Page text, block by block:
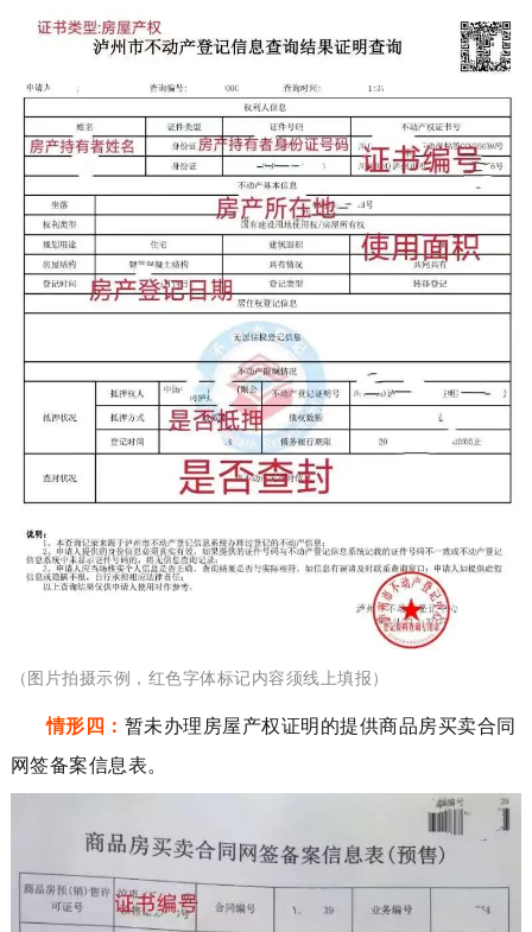
（图片拍摄示例， 红色字体标记内容须线上填报）
情形四： 暂未办理房屋产权证明的提供商品房买卖合同
网签备案信息表。